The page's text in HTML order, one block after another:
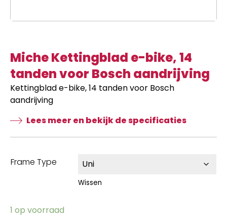
Miche Kettingblad e-bike, 14
tanden voor Bosch aandrijving
Kettingblad e-bike, 14 tanden voor Bosch
aandrijving
Lees meer en bekijk de specificaties
Frame Type
Wissen
1 op voorraad